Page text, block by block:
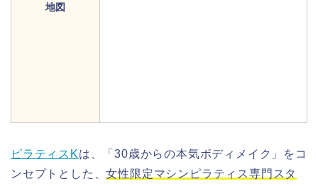
地図
ピラティスKは、「30歳からの本気ボディメイク」をコ
ンセプトとした、女性限定マシンピラティス専門スタ